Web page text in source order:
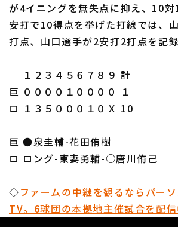
利用規約
運営会社 （別ウィンドウで開く）
特定商取引法の表示
が4イニングを無失点に抑え、10
安打で10得点を挙げた打線では、
打点、山口選手が2安打2打点を記録
１２３４５６７８９ 計
巨 ００００１００００ １
ロ １３５０００１０Ｘ 10
巨 ●泉圭輔-花田侑樹
ロ ロング-東妻勇輔-○唐川侑己
◇ファームの中継を観るならパー
TV。6球団の本拠地主催試合を配信